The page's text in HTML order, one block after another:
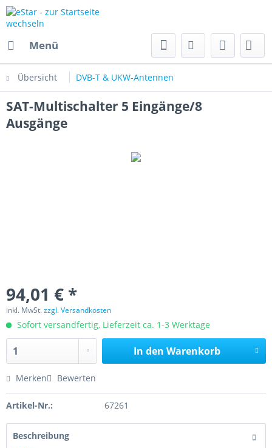
Menü
Übersicht DVB-T & UKW-Antennen
SAT-Multischalter 5 Eingänge/8
Ausgänge
94,01 € *
inkl. MwSt.zzgl. Versandkosten
Sofort versandfertig, Lieferzeit ca. 1-3 Werktage
In den Warenkorb
Merken Bewerten
Artikel-Nr.: 67261
Beschreibung